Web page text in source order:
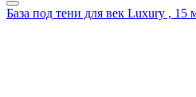
База под тени для век Luxury , 15